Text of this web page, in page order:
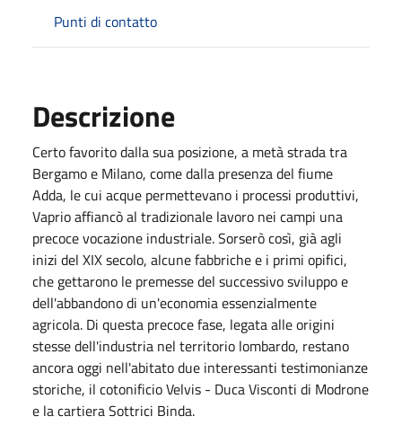
Punti di contatto
Descrizione
Certo favorito dalla sua posizione, a metà strada tra
Bergamo e Milano, come dalla presenza del fiume
Adda, le cui acque permettevano i processi produttivi,
Vaprio affiancò al tradizionale lavoro nei campi una
precoce vocazione industriale. Sorserò così, già agli
inizi del XIX secolo, alcune fabbriche e i primi opifici,
che gettarono le premesse del successivo sviluppo e
dell'abbandono di un'economia essenzialmente
agricola. Di questa precoce fase, legata alle origini
stesse dell'industria nel territorio lombardo, restano
ancora oggi nell'abitato due interessanti testimonianze
storiche, il cotonificio Velvis - Duca Visconti di Modrone
e la cartiera Sottrici Binda.